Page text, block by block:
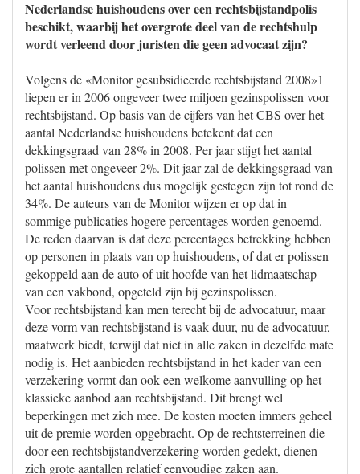
Nederlandse huishoudens over een rechtsbijstandpolis
beschikt, waarbij het overgrote deel van de rechtshulp
wordt verleend door juristen die geen advocaat zijn?
Volgens de «Monitor gesubsidieerde rechtsbijstand 2008»1
liepen er in 2006 ongeveer twee miljoen gezinspolissen voor
rechtsbijstand. Op basis van de cijfers van het CBS over het
aantal Nederlandse huishoudens betekent dat een
dekkingsgraad van 28% in 2008. Per jaar stijgt het aantal
polissen met ongeveer 2%. Dit jaar zal de dekkingsgraad van
het aantal huishoudens dus mogelijk gestegen zijn tot rond de
34%. De auteurs van de Monitor wijzen er op dat in
sommige publicaties hogere percentages worden genoemd.
De reden daarvan is dat deze percentages betrekking hebben
op personen in plaats van op huishoudens, of dat er polissen
gekoppeld aan de auto of uit hoofde van het lidmaatschap
van een vakbond, opgeteld zijn bij gezinspolissen.
Voor rechtsbijstand kan men terecht bij de advocatuur, maar
deze vorm van rechtsbijstand is vaak duur, nu de advocatuur,
maatwerk biedt, terwijl dat niet in alle zaken in dezelfde mate
nodig is. Het aanbieden rechtsbijstand in het kader van een
verzekering vormt dan ook een welkome aanvulling op het
klassieke aanbod aan rechtsbijstand. Dit brengt wel
beperkingen met zich mee. De kosten moeten immers geheel
uit de premie worden opgebracht. Op de rechtsterreinen die
door een rechtsbijstandverzekering worden gedekt, dienen
zich grote aantallen relatief eenvoudige zaken aan.